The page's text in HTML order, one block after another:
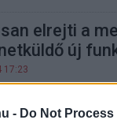
- Do Not
elrejti a
új
17:23